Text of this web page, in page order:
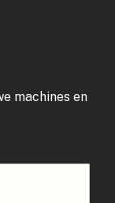
machines en